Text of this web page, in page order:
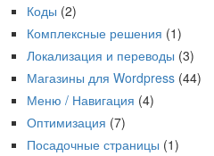
Коды (2)
Комплексные решения (1)
Локализация и переводы (3)
Магазины для Wordpress (44)
Меню / Навигация (4)
Оптимизация (7)
Посадочные страницы (1)